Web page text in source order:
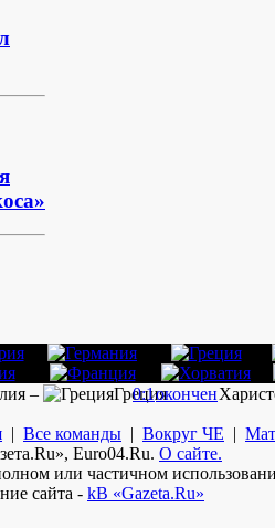
– Греция
0:1окончен
| Все команды | Вокруг ЧЕ |
Euro04.Ru. О сайте.
или частичном
сайта - kB «Gazeta.Ru»